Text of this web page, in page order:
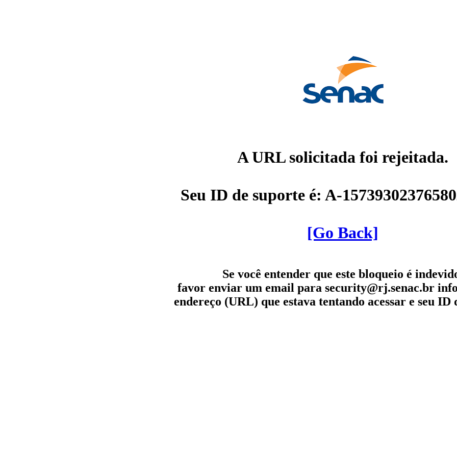
A URL solicitada foi rejeitada.
Seu ID de suporte é: A-
[Go Back]
Se você entender que este bloqueio é
favor enviar um email para security@rj.senac.br
endereço (URL) que estava tentando acessar e seu ID